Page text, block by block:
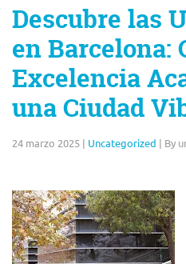
Descubre las
en Barcelona:
Excelencia
una Ciudad
24 marzo 2025 | Uncategorized | By